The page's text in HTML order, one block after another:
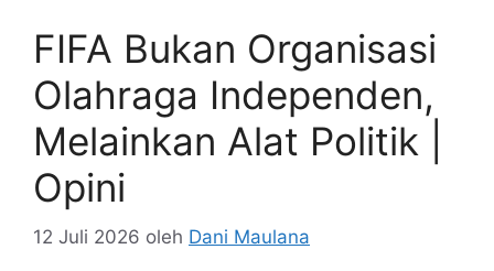
FIFA Bukan Organisasi
Olahraga Independen,
Melainkan Alat Politik |
Opini
12 Juli 2026 oleh Dani Maulana